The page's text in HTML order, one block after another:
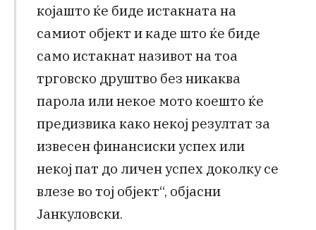
којашто ќе биде истакната на
самиот објект и каде што ќе биде
само истакнат називот на тоа
трговско друштво без никаква
парола или некое мото коешто ќе
предизвика како некој резултат за
извесен финансиски успех или
некој пат до личен успех доколку се
влезе во тој објект“, објасни
Јанкуловски.